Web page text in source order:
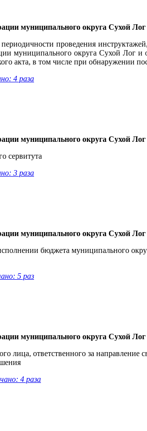
муниципального округа Сухой
проведения
муниципального округа Сухой Лог
акта, в том числе при обнаружении
4 раза
муниципального округа Сухой
сервитута
3 раза
муниципального округа Сухой
бюджета муниципального
5 раз
муниципального округа Сухой
лица, ответственного за
4 раза